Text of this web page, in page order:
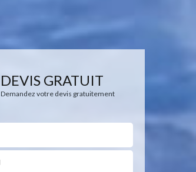
DEVIS GRATUIT
Demandez votre devis gratuitement